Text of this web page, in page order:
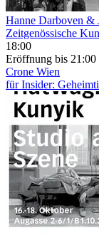
Hanne Darboven &
Zeitgenössische
18:00
Eröffnung bis 21:00
Crone Wien
für Insider: